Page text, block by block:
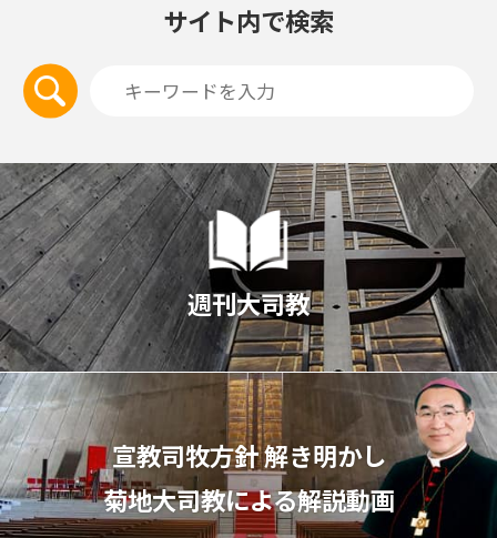
サイト内で検索
週刊大司教
宣教司牧⽅針 解き明かし
菊地⼤司教による解説動画